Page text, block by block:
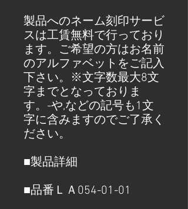
製品へのネーム刻印サービ
スは工賃無料で行っており
ます。ご希望の方はお名前
のアルファベットをご記入
下さい。※文字数最大8文
字までとなっておりま
す。-や,などの記号も1文
字に含みますのでご了承く
ださい。
■製品詳細
■品番ＬＡ054-01-01